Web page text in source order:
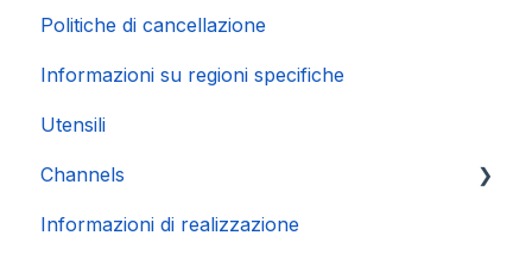
Politiche di cancellazione
Informazioni su regioni specifiche
Utensili
Channels
Connessione Account
Informazioni di realizzazione